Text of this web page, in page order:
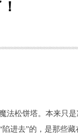
法松饼塔。本来
进去”的，是那些藏